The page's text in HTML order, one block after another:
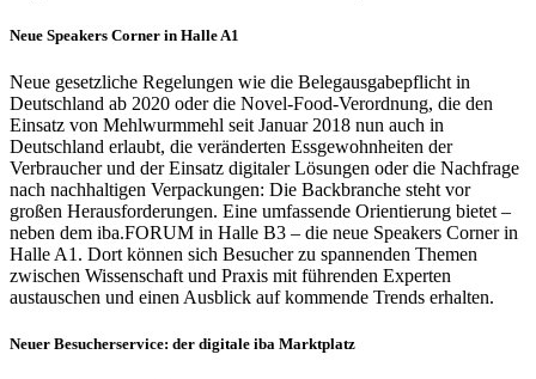
Neue Speakers Corner in Halle A1
Neue gesetzliche Regelungen wie die Belegausgabepflicht in
Deutschland ab 2020 oder die Novel-Food-Verordnung, die den
Einsatz von Mehlwurmmehl seit Januar 2018 nun auch in
Deutschland erlaubt, die veränderten Essgewohnheiten der
Verbraucher und der Einsatz digitaler Lösungen oder die Nachfrage
nach nachhaltigen Verpackungen: Die Backbranche steht vor
großen Herausforderungen. Eine umfassende Orientierung bietet –
neben dem iba.FORUM in Halle B3 – die neue Speakers Corner in
Halle A1. Dort können sich Besucher zu spannenden Themen
zwischen Wissenschaft und Praxis mit führenden Experten
austauschen und einen Ausblick auf kommende Trends erhalten.
Neuer Besucherservice: der digitale iba Marktplatz